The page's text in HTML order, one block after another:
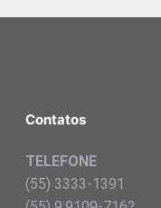
Contatos
TELEFONE
(55) 3333-1391